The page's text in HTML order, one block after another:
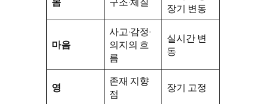
장기 변동
마음
사고·감정·
의지의 흐
름
실시간 변
동
영
존재 지향
점
장기 고정